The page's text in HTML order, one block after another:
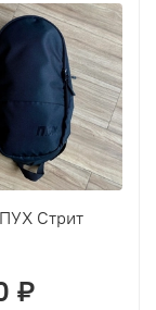
Стрит
₽